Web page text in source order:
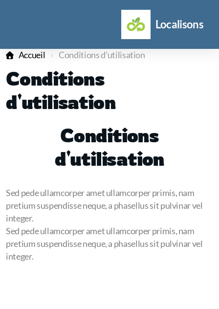
Localisons
Accueil Conditions d'utilisation
Conditions
d'utilisation
Conditions
d'utilisation
Sed pede ullamcorper amet ullamcorper primis, nam
pretium suspendisse neque, a phasellus sit pulvinar vel
integer.
Sed pede ullamcorper amet ullamcorper primis, nam
pretium suspendisse neque, a phasellus sit pulvinar vel
integer.